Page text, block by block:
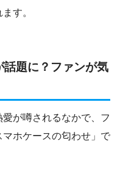
す。
題に？ファンが気
が噂されるなかで、フ
ホケースの匂わせ」で